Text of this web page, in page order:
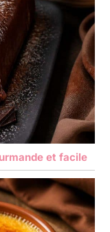
et facile